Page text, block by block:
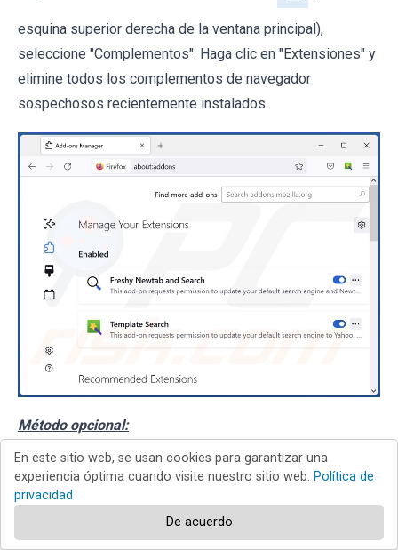
esquina superior derecha de la ventana principal),
seleccione "Complementos". Haga clic en "Extensiones" y
elimine todos los complementos de navegador
sospechosos recientemente instalados.
Método opcional:
Los usuarios con problemas para eliminar de ventana
emergente "you've visited illegal infected website"
pueden restablecer la configuración de Mozilla Firefox.
En este sitio web, se usan cookies para garantizar una
experiencia óptima cuando visite nuestro sitio web. Política de
privacidad
De acuerdo